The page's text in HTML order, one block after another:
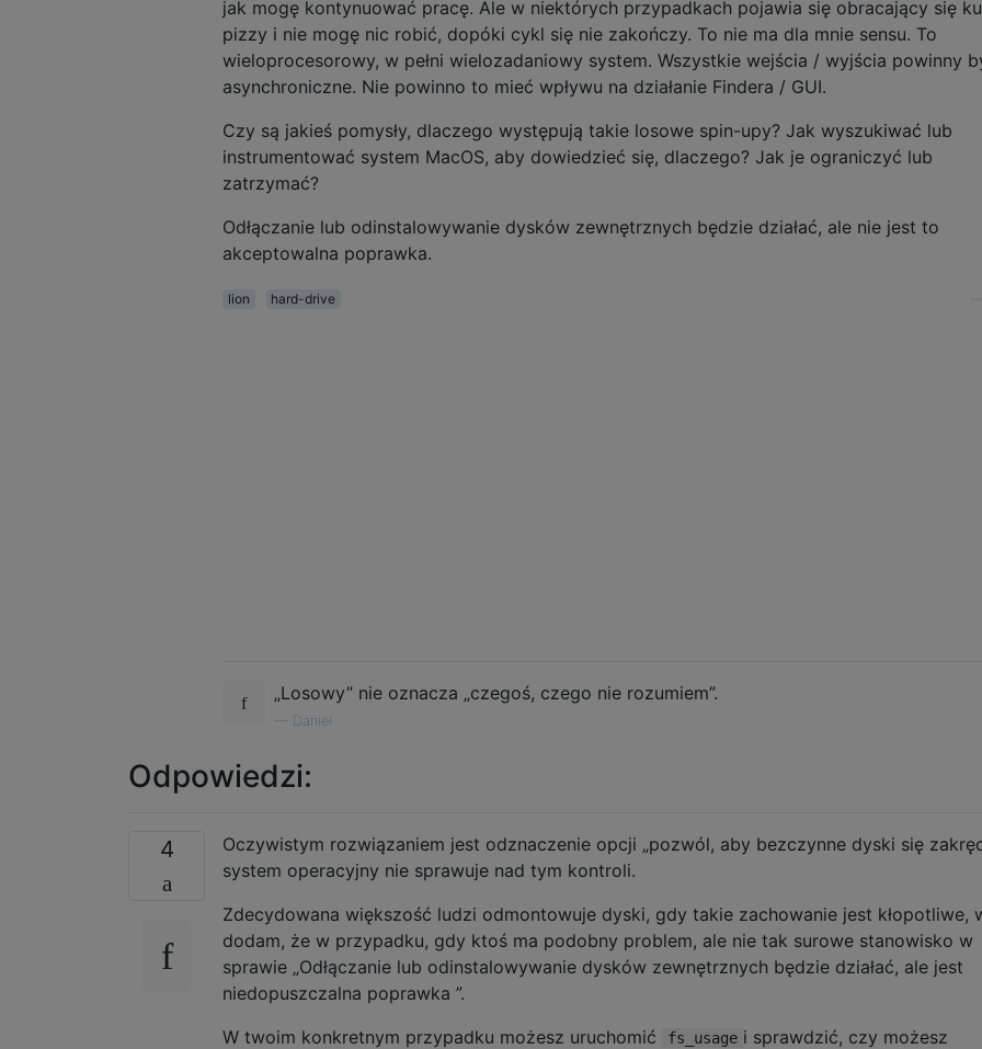
jak mogę kontynuować pracę. Ale w niektórych przypadkach pojawia się obracający się
pizzy i nie mogę nic robić, dopóki cykl się nie zakończy. To nie ma dla mnie sensu. To
wieloprocesorowy, w pełni wielozadaniowy system. Wszystkie wejścia / wyjścia powinny
asynchroniczne. Nie powinno to mieć wpływu na działanie Findera / GUI.
Czy są jakieś pomysły, dlaczego występują takie losowe spin-upy? Jak wyszukiwać lub
instrumentować system MacOS, aby dowiedzieć się, dlaczego? Jak je ograniczyć lub
zatrzymać?
Odłączanie lub odinstalowywanie dysków zewnętrznych będzie działać, ale nie jest to
akceptowalna poprawka.
lion hard-drive
„Losowy” nie oznacza „czegoś, czego nie rozumiem”.
Daniel
Odpowiedzi:
4
Oczywistym rozwiązaniem jest odznaczenie opcji „pozwól, aby bezczynne dyski się
system operacyjny nie sprawuje nad tym kontroli.
Zdecydowana większość ludzi odmontowuje dyski, gdy takie zachowanie jest kłopotliwe,
dodam, że w przypadku, gdy ktoś ma podobny problem, ale nie tak surowe stanowisko w
sprawie „Odłączanie lub odinstalowywanie dysków zewnętrznych będzie działać, ale jest
niedopuszczalna poprawka ”.
W twoim konkretnym przypadku możesz uruchomić
fs_usage i sprawdzić, czy możesz